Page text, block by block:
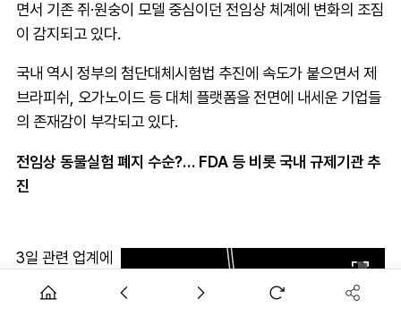
면서 기존 쥐·원숭이 모델 중심이던 전임상 체계에 변화의 조짐
이 감지되고 있다.
국내 역시 정부의 첨단대체시험법 추진에 속도가 붙으면서 제
브라피쉬, 오가노이드 등 대체 플랫폼을 전면에 내세운 기업들
의 존재감이 부각되고 있다.
전임상 동물실험 폐지 수순?… FDA 등 비롯 국내 규제기관 추
진
3일 관련 업계에
따르면 보건복지
부, 산업통상자원